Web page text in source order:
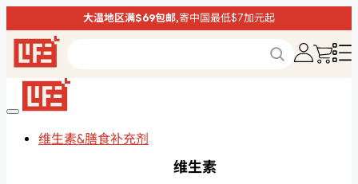
大温地区满$69包邮,寄中国最低$7加元起
维生素&膳食补充剂
维生素